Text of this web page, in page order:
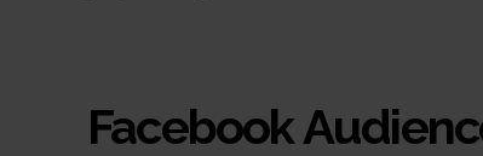
Facebook